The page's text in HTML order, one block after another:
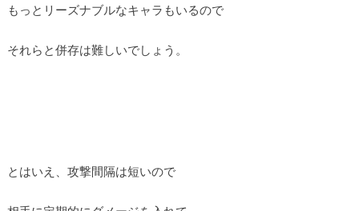
もっとリーズナブルなキャラもいるので
それらと併存は難しいでしょう。
とはいえ、攻撃間隔は短いので